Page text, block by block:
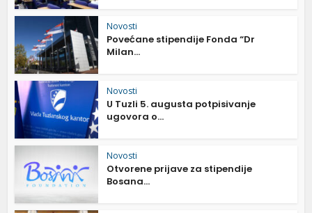
Novosti
Povećane stipendije Fonda “Dr
Milan...
Novosti
U Tuzli 5. augusta potpisivanje
ugovora o...
Novosti
Otvorene prijave za stipendije
Bosana...